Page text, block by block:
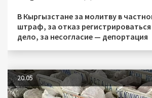
В Кыргызстане за молитву в
штраф, за отказ
дело, за несогласие — депортация
20.05